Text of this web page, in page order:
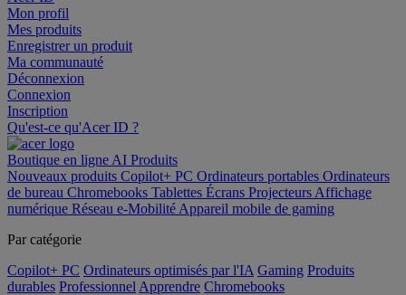
Mon profil
Mes produits
Enregistrer un produit
Ma communauté
Déconnexion
Connexion
Inscription
Qu'est-ce qu'Acer ID ?
Boutique en ligne AI Produits
Nouveaux produits Copilot+ PC Ordinateurs portables Ordinateurs
de bureau Chromebooks Tablettes Écrans Projecteurs Affichage
numérique Réseau e-Mobilité Appareil mobile de gaming
Par catégorie
Copilot+ PC Ordinateurs optimisés par l'IA Gaming Produits
durables Professionnel Apprendre Chromebooks